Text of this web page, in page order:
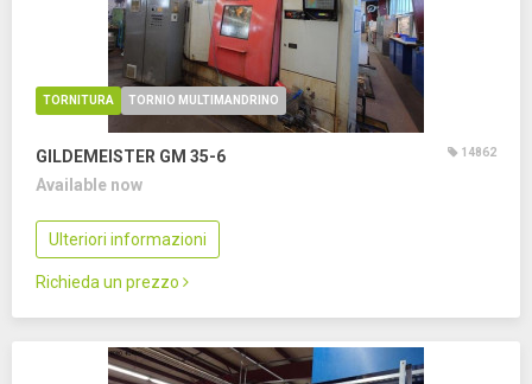
TORNITURA TORNIO MULTIMANDRINO
GILDEMEISTER GM 35-6 14862
Available now
Ulteriori informazioni
Richieda un prezzo